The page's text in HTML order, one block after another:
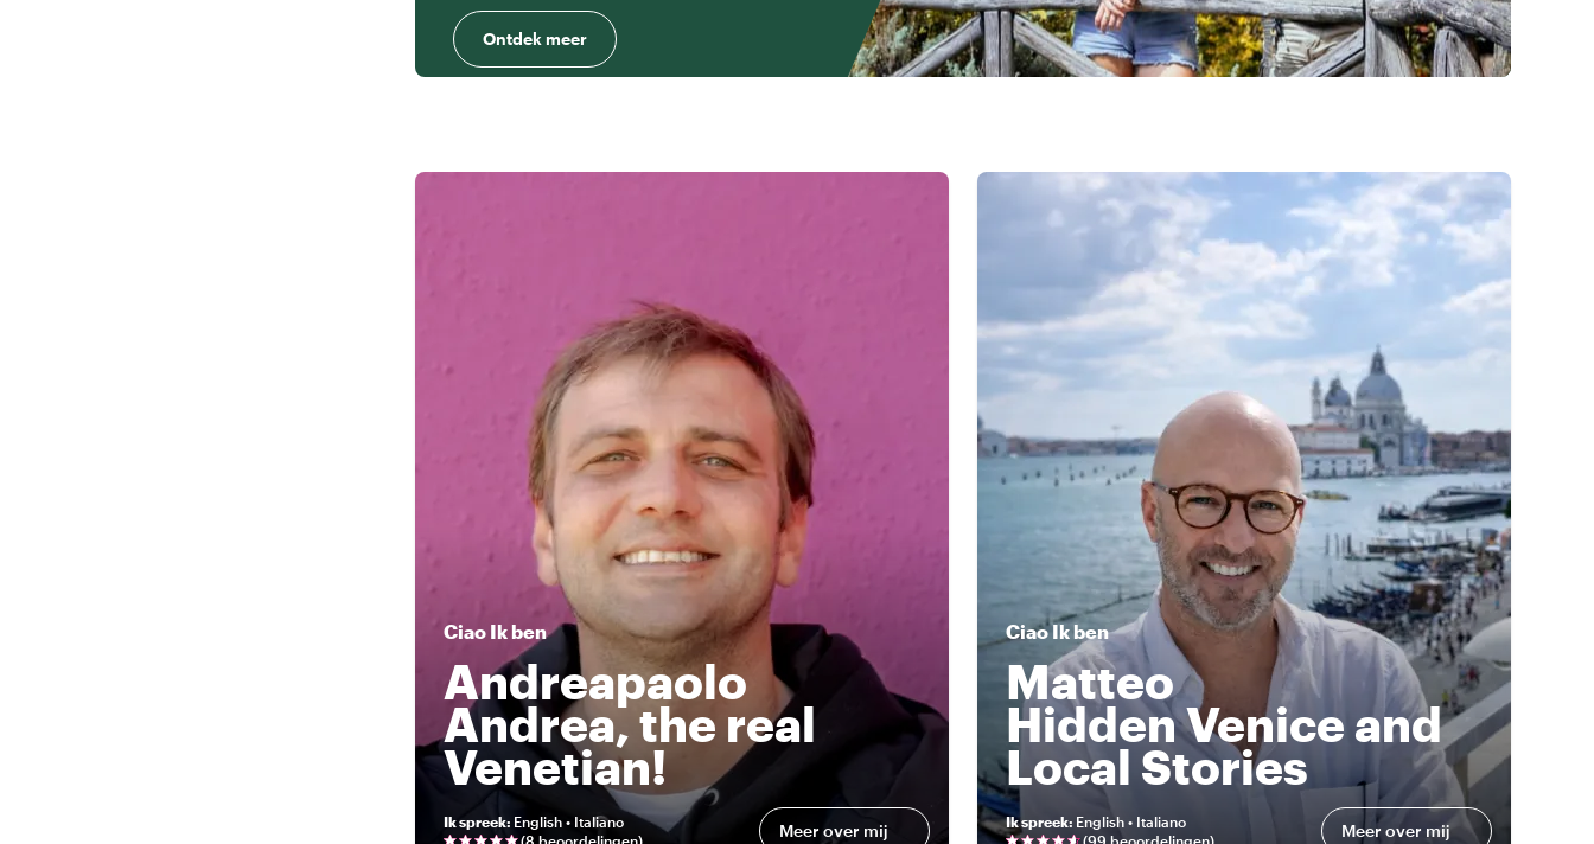
Ontdek meer
Ciao Ik ben
Andreapaolo
Andrea, the real
Venetian!
Ik spreek: English • Italiano
(8 beoordelingen) Meer over mij
CiaoIk ben
Matteo
Hidden Venice and
Local Stories
Ik spreek: English • Italiano
(99 beoordelingen) Meer over mij